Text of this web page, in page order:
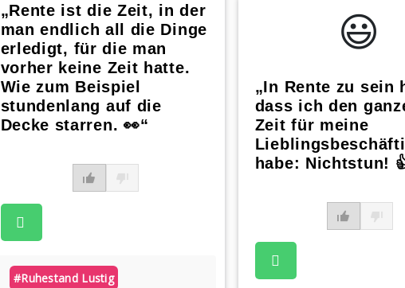
„Rente ist die Zeit, in der
man endlich all die Dinge
erledigt, für die man
vorher keine Zeit hatte.
Wie zum Beispiel
stundenlang auf die
Decke starren. 👀“
#ruhestand Lustig
😃️
„In Rente zu sein
dass ich den
Zeit für meine
habe: Nichtstun!